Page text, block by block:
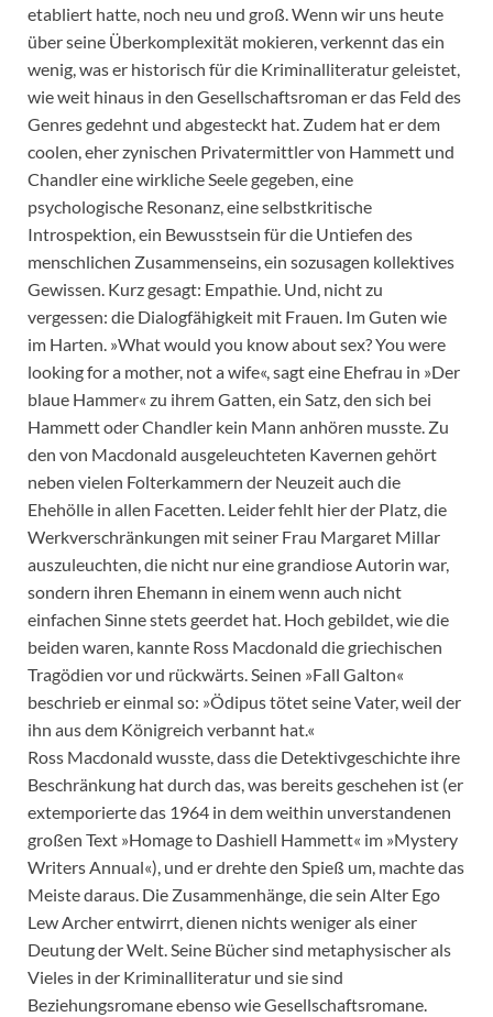
etabliert hatte, noch neu und groß. Wenn wir uns heute
über seine Überkomplexität mokieren, verkennt das ein
wenig, was er historisch für die Kriminalliteratur geleistet,
wie weit hinaus in den Gesellschaftsroman er das Feld des
Genres gedehnt und abgesteckt hat. Zudem hat er dem
coolen, eher zynischen Privatermittler von Hammett und
Chandler eine wirkliche Seele gegeben, eine
psychologische Resonanz, eine selbstkritische
Introspektion, ein Bewusstsein für die Untiefen des
menschlichen Zusammenseins, ein sozusagen kollektives
Gewissen. Kurz gesagt: Empathie. Und, nicht zu
vergessen: die Dialogfähigkeit mit Frauen. Im Guten wie
im Harten. »What would you know about sex? You were
looking for a mother, not a wife«, sagt eine Ehefrau in »Der
blaue Hammer« zu ihrem Gatten, ein Satz, den sich bei
Hammett oder Chandler kein Mann anhören musste. Zu
den von Macdonald ausgeleuchteten Kavernen gehört
neben vielen Folterkammern der Neuzeit auch die
Ehehölle in allen Facetten. Leider fehlt hier der Platz, die
Werkverschränkungen mit seiner Frau Margaret Millar
auszuleuchten, die nicht nur eine grandiose Autorin war,
sondern ihren Ehemann in einem wenn auch nicht
einfachen Sinne stets geerdet hat. Hoch gebildet, wie die
beiden waren, kannte Ross Macdonald die griechischen
Tragödien vor und rückwärts. Seinen »Fall Galton«
beschrieb er einmal so: »Ödipus tötet seine Vater, weil der
ihn aus dem Königreich verbannt hat.«
Ross Macdonald wusste, dass die Detektivgeschichte ihre
Beschränkung hat durch das, was bereits geschehen ist (er
extemporierte das 1964 in dem weithin unverstandenen
großen Text »Homage to Dashiell Hammett« im »Mystery
Writers Annual«), und er drehte den Spieß um, machte das
Meiste daraus. Die Zusammenhänge, die sein Alter Ego
Lew Archer entwirrt, dienen nichts weniger als einer
Deutung der Welt. Seine Bücher sind metaphysischer als
Vieles in der Kriminalliteratur und sie sind
Beziehungsromane ebenso wie Gesellschaftsromane.